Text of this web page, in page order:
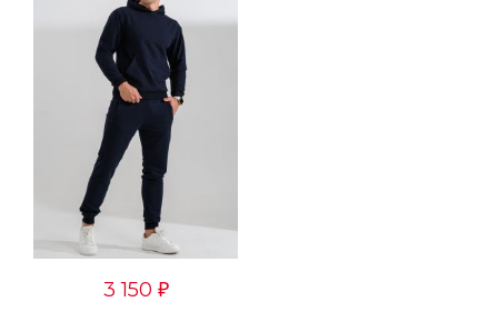
3 150 ₽